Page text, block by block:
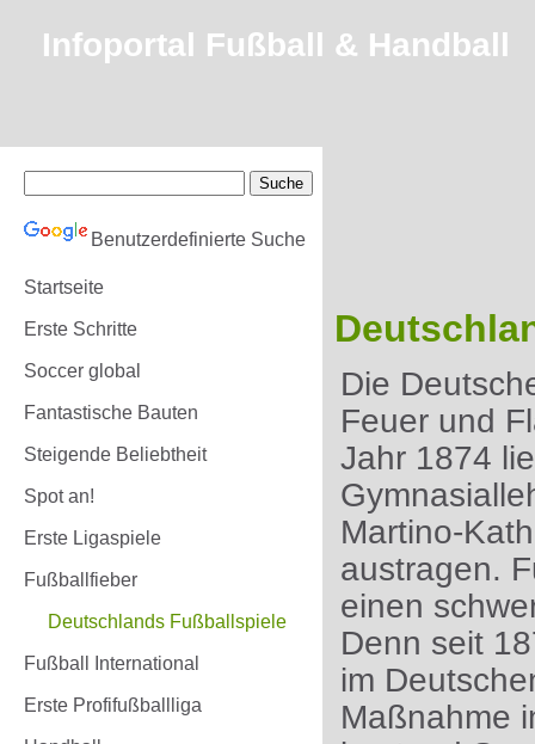
Infoportal Fußball & Handball
Benutzerdefinierte Suche
Startseite
Erste Schritte
Soccer global
Fantastische Bauten
Steigende Beliebtheit
Spot an!
Erste Ligaspiele
Fußballfieber
Deutschlands Fußballspiele
Fußball International
Erste Profifußballliga
Die
Feuer und
Jahr 1874
Martino-
austragen.
einen
Denn seit
im
Maßnahme